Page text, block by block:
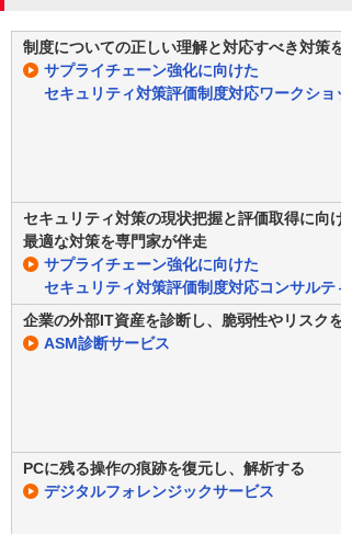
制度についての正しい理解と対応すべき対策を
サプライチェーン強化に向けた
セキュリティ対策評価制度対応ワークショッ
セキュリティ対策の現状把握と評価取得に向けた
最適な対策を専門家が伴走
サプライチェーン強化に向けた
セキュリティ対策評価制度対応コンサルティ
企業の外部IT資産を診断し、脆弱性やリスクを
ASM診断サービス
PCに残る操作の痕跡を復元し、解析する
デジタルフォレンジックサービス